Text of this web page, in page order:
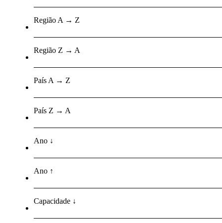
Região A → Z
Região Z → A
País A → Z
País Z → A
Ano ↓
Ano ↑
Capacidade ↓